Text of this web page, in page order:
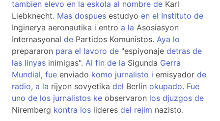
tambien elevo en la eskola al nombre de Karl
Liebknecht. Mas dospues estudyo en el Instituto de
Inginerya aeronautika i entro a la Asosiasyon
Internasyonal de Partidos Komunistos. Aya lo
prepararon para el lavoro de "espiyonaje detras de
las linyas inimigas". Al fin de la Sigunda Gerra
Mundial, fue enviado komo jurnalisto i emisyador de
radio, a la rijyon sovyetika del Berlín okupado. Fue
uno de los jurnalistos ke observaron los djuzgos de
Niremberg kontra los lideres del rejim nazisto.